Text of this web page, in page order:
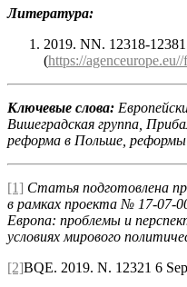
Литература:
2019. NN. 12318-12381
(https://
Ключевые слова:
Вишеградская группа,
реформа в Польше, реформы
[1] Статья подготовлена
в рамках проекта № 17-07-
Европа: проблемы и
условиях мирового
[2]BQE. 2019. N. 12321 6